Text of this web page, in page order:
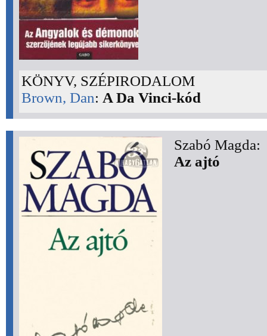
KÖNYV, SZÉPIRODALOM
Brown, Dan: A Da Vinci-kód
Szabó Magda:
Az ajtó